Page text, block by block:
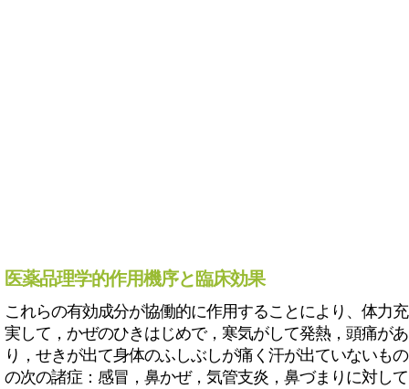
医薬品理学的作用機序と臨床効果
これらの有効成分が協働的に作用することにより、体力充
実して，かぜのひきはじめで，寒気がして発熱，頭痛があ
り，せきが出て身体のふしぶしが痛く汗が出ていないもの
の次の諸症：感冒，鼻かぜ，気管支炎，鼻づまりに対して